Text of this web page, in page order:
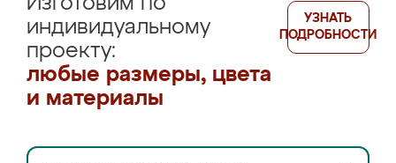
индивидуальному
проекту:
любые размеры, цвета
и материалы
УЗНАТЬ
ПОДРОБНОСТИ